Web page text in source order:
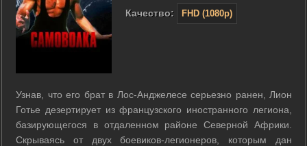
Качество:
FHD (1080p)
Узнав, что его брат в Лос-Анджелесе серьезно ранен, Лион
Готье дезертирует из французского иностранного легиона,
базирующегося в отдаленном районе Северной Африки.
Скрываясь от двух боевиков-легионеров, которым дан